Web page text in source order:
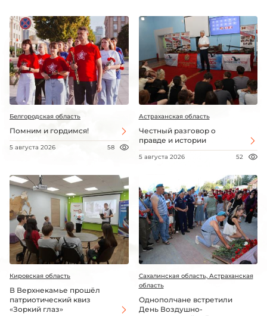
Белгородская область
Помним и гордимся!
5 августа 2026 58
Астраханская область
Честный разговор о
правде и истории
5 августа 2026 52
Кировская область
В Верхнекамье прошёл
патриотический квиз
«Зоркий глаз»
Сахалинская область, Астраханская
область
Однополчане встретили
День Воздушно-